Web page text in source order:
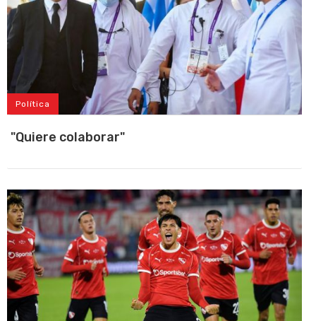
Política
"Quiere colaborar"